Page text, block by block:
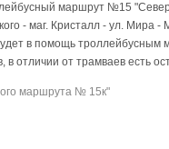
маршрут №15
- маг. Кристалл - ул. Мира
в помощь
отличии от трамваев есть
маршрута № 15к"